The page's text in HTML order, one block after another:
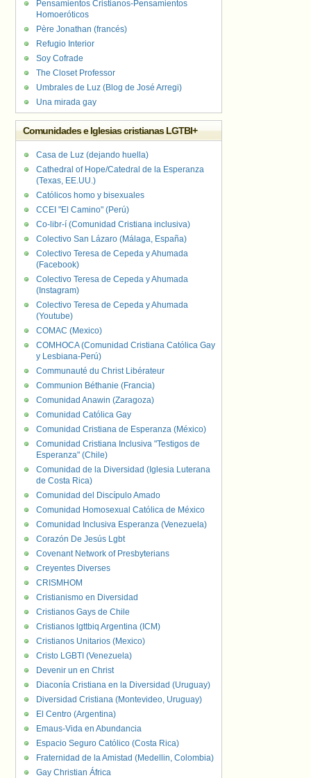
Pensamientos Cristianos-Pensamientos
Homoeróticos
Père Jonathan (francés)
Refugio Interior
Soy Cofrade
The Closet Professor
Umbrales de Luz (Blog de José Arregi)
Una mirada gay
Comunidades e Iglesias cristianas LGTBI+
Casa de Luz (dejando huella)
Cathedral of Hope/Catedral de la Esperanza
(Texas, EE.UU.)
Católicos homo y bisexuales
CCEI "El Camino" (Perú)
Co-libr-í (Comunidad Cristiana inclusiva)
Colectivo San Lázaro (Málaga, España)
Colectivo Teresa de Cepeda y Ahumada
(Facebook)
Colectivo Teresa de Cepeda y Ahumada
(Instagram)
Colectivo Teresa de Cepeda y Ahumada
(Youtube)
COMAC (Mexico)
COMHOCA (Comunidad Cristiana Católica Gay
y Lesbiana-Perú)
Communauté du Christ Libérateur
Communion Béthanie (Francia)
Comunidad Anawin (Zaragoza)
Comunidad Católica Gay
Comunidad Cristiana de Esperanza (México)
Comunidad Cristiana Inclusiva "Testigos de
Esperanza" (Chile)
Comunidad de la Diversidad (Iglesia Luterana
de Costa Rica)
Comunidad del Discípulo Amado
Comunidad Homosexual Católica de México
Comunidad Inclusiva Esperanza (Venezuela)
Corazón De Jesús Lgbt
Covenant Network of Presbyterians
Creyentes Diverses
CRISMHOM
Cristianismo en Diversidad
Cristianos Gays de Chile
Cristianos lgttbiq Argentina (ICM)
Cristianos Unitarios (Mexico)
Cristo LGBTI (Venezuela)
Devenir un en Christ
Diaconía Cristiana en la Diversidad (Uruguay)
Diversidad Cristiana (Montevideo, Uruguay)
El Centro (Argentina)
Emaus-Vida en Abundancia
Espacio Seguro Católico (Costa Rica)
Fraternidad de la Amistad (Medellin, Colombia)
Gay Christian África